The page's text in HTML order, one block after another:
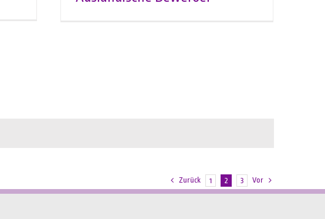
Zurück 1 2 3 Vor